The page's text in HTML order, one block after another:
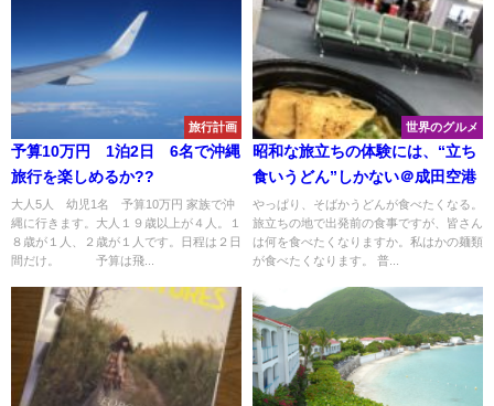
旅行計画
予算10万円 1泊2日 6名で沖縄
旅行を楽しめるか??
大人5人 幼児1名 予算10万円 家族で沖
縄に行きます。大人１９歳以上が４人。１
８歳が１人、２歳が１人です。日程は２日
間だけ。 予算は飛...
世界のグルメ
昭和な旅立ちの体験には、“立ち
食いうどん”しかない＠成田空港
やっぱり、そばかうどんが食べたくなる。
旅立ちの地で出発前の食事ですが、皆さん
は何を食べたくなりますか。私はかの麺類
が食べたくなります。 普...